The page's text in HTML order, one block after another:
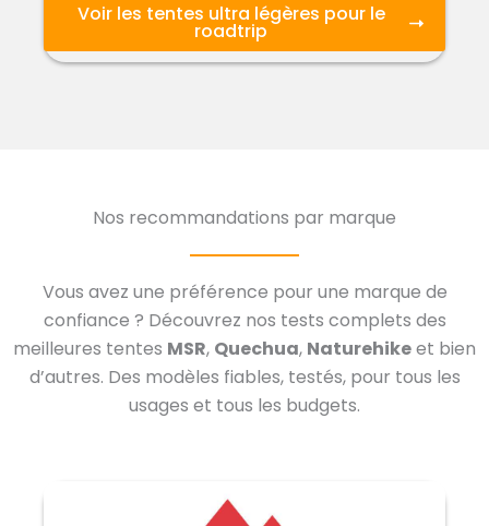
Voir les tentes ultra légères pour le
roadtrip
Nos recommandations par marque
Vous avez une préférence pour une marque de
confiance ? Découvrez nos tests complets des
meilleures tentes MSR, Quechua, Naturehikeet bien
d’autres. Des modèles fiables, testés, pour tous les
usages et tous les budgets.